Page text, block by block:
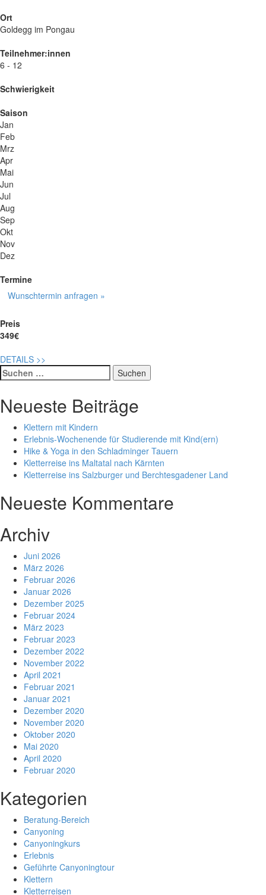
Ort
Goldegg im Pongau
Teilnehmer:innen
6 - 12
Schwierigkeit
Saison
Jan
Feb
Mrz
Apr
Mai
Jun
Jul
Aug
Sep
Okt
Nov
Dez
Termine
Wunschtermin anfragen »
Preis
349€
DETAILS >>
Suche
nach:
Neueste Beiträge
Klettern mit Kindern
Erlebnis-Wochenende für Studierende mit Kind(ern)
Hike & Yoga in den Schladminger Tauern
Kletterreise ins Maltatal nach Kärnten
Kletterreise ins Salzburger und Berchtesgadener Land
Neueste Kommentare
Archiv
Juni 2026
März 2026
Februar 2026
Januar 2026
Dezember 2025
Februar 2024
März 2023
Februar 2023
Dezember 2022
November 2022
April 2021
Februar 2021
Januar 2021
Dezember 2020
November 2020
Oktober 2020
Mai 2020
April 2020
Februar 2020
Kategorien
Beratung-Bereich
Canyoning
Canyoningkurs
Erlebnis
Geführte Canyoningtour
Klettern
Kletterreisen